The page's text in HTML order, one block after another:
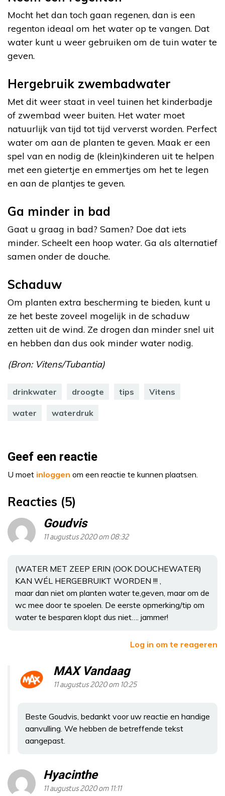
Mocht het dan toch gaan regenen, dan is een
regenton ideaal om het water op te vangen. Dat
water kunt u weer gebruiken om de tuin water te
geven.
Hergebruik zwembadwater
Met dit weer staat in veel tuinen het kinderbadje
of zwembad weer buiten. Het water moet
natuurlijk van tijd tot tijd ververst worden. Perfect
water om aan de planten te geven. Maak er een
spel van en nodig de (klein)kinderen uit te helpen
met een gietertje en emmertjes om het te legen
en aan de plantjes te geven.
Ga minder in bad
Gaat u graag in bad? Samen? Doe dat iets
minder. Scheelt een hoop water. Ga als alternatief
samen onder de douche.
Schaduw
Om planten extra bescherming te bieden, kunt u
ze het beste zoveel mogelijk in de schaduw
zetten uit de wind. Ze drogen dan minder snel uit
en hebben dan dus ook minder water nodig.
(Bron: Vitens/Tubantia)
drinkwater droogte tips Vitens
water waterdruk
Geef een reactie
U moet inloggen om een reactie te kunnen plaatsen.
Reacties (5)
Goudvis
11 augustus 2020 om 08:32
(WATER MET ZEEP ERIN (OOK DOUCHEWATER)
KAN WÉL HERGEBRUIKT WORDEN !!! ,
maar dan niet om planten water te,geven, maar om de
wc mee door te spoelen. De eerste opmerking/tip om
water te besparen klopt dus niet…. jammer!
Log in om te reageren
MAX Vandaag
11 augustus 2020 om 10:25
Beste Goudvis, bedankt voor uw reactie en handige
aanvulling. We hebben de betreffende tekst
aangepast.
Hyacinthe
11 augustus 2020 om 11:11